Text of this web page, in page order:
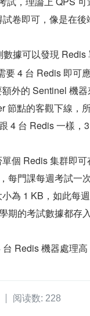
卷即可，像是在
據可以發現 Redis
要 4 台 Redis 即可
外的 Sentinel 機
節點的客觀下線，
4 台 Redis 一樣
個 Redis 集群即
每門課每週考試一
為 1 KB，如此每
期的考試數據都存
Redis 機器處理
阅读数: 228